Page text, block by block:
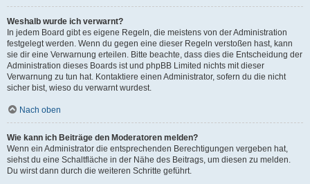
Weshalb wurde ich verwarnt?
In jedem Board gibt es eigene Regeln, die meistens von der Administration
festgelegt werden. Wenn du gegen eine dieser Regeln verstoßen hast, kann
sie dir eine Verwarnung erteilen. Bitte beachte, dass dies die Entscheidung der
Administration dieses Boards ist und phpBB Limited nichts mit dieser
Verwarnung zu tun hat. Kontaktiere einen Administrator, sofern du die nicht
sicher bist, wieso du verwarnt wurdest.
Nach oben
Wie kann ich Beiträge den Moderatoren melden?
Wenn ein Administrator die entsprechenden Berechtigungen vergeben hat,
siehst du eine Schaltfläche in der Nähe des Beitrags, um diesen zu melden.
Du wirst dann durch die weiteren Schritte geführt.